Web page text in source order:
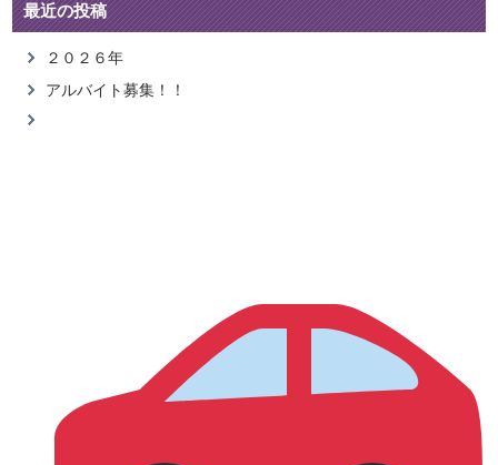
最近の投稿
２０２６年
アルバイト募集！！